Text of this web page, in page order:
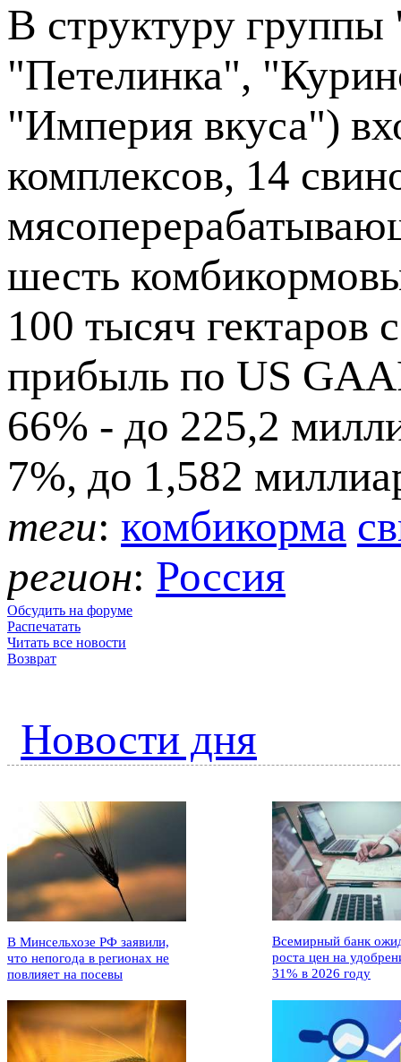
В структуру
"Петелинка",
"Империя вкуса")
комплексов, 14
шесть
100 тысяч гектаров
прибыль по US
66% - до 225,2
7%, до 1,582
теги: комбикорма
регион: Россия
Обсудить на форуме
Распечатать
Читать все новости
Возврат
Новости дня
В Минсельхозе РФ заявили,
что непогода в регионах не
повлияет на посевы
Всемирный банк
роста цен на
31% в 2026 году